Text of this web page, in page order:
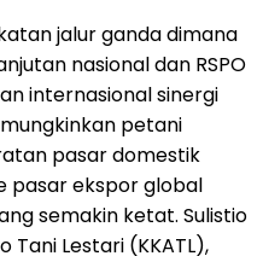
jalur ganda dimana
nasional dan RSPO
internasional sinergi
petani
pasar domestik
pasar ekspor global
semakin ketat. Sulistio
Tani Lestari (KKATL),